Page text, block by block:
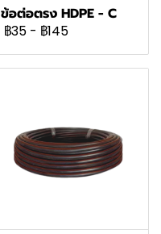
ข้อต่อตรง HDPE - C
฿35 - ฿145